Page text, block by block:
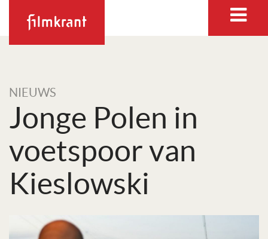
NIEUWS
Jonge Polen in
voetspoor van
Kieslowski